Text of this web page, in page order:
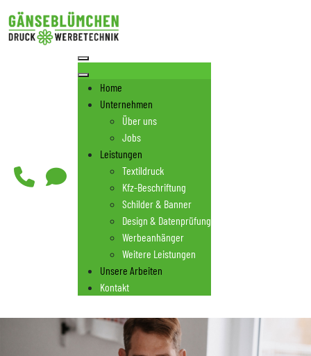
Home
Unternehmen
Über uns
Jobs
Leistungen
Textildruck
Kfz-Beschriftung
Schilder & Banner
Design & Datenprüfung
Werbeanhänger
Weitere Leistungen
Unsere Arbeiten
Kontakt